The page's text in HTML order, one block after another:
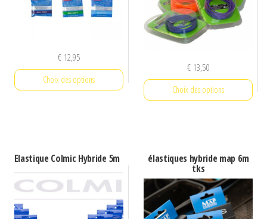
€12,95
Choix des options
plusieurs
Les
€ 13,50
Choix des options
plusieurs
variations.
Les
Elastique Colmic Hybride 5m élastiques hybride map 6m
tks